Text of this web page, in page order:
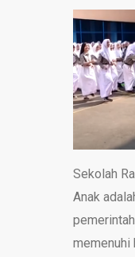
Sekolah
Anak
memenuhi